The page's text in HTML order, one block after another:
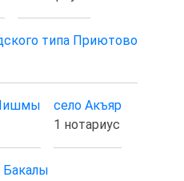
типа Приютово
Чишмы
село Акъяр
1 нотариус
Бакалы